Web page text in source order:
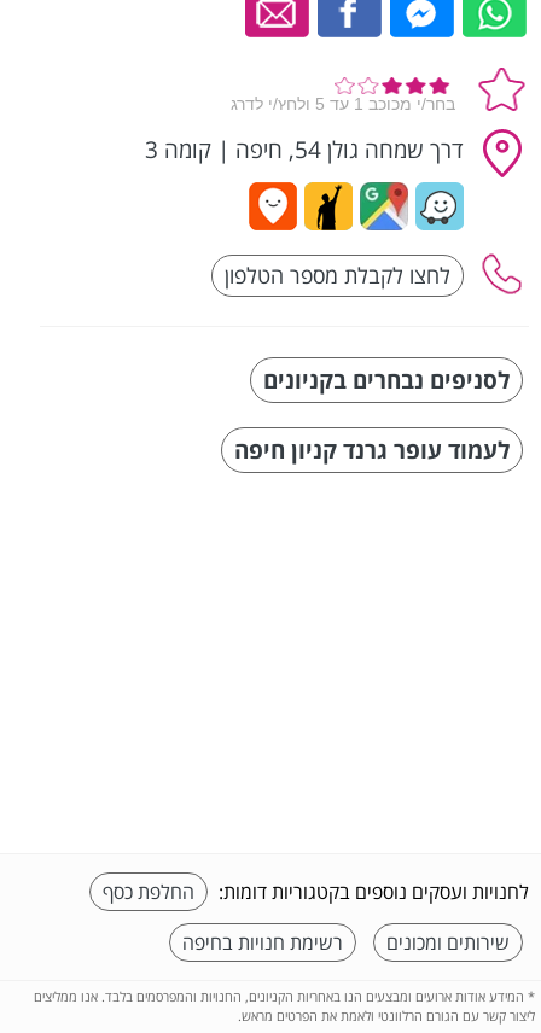
דרך שמחה גולן 54, חיפה | קומה 3
לסניפים נבחרים בקניונים
לעמוד עופר גרנד קניון חיפה
לחנויות ועסקים נוספים בקטגוריות דומות:
החלפת כסף
שירותים ומכונים
רשימת חנויות בחיפה
* המידע אודות ארועים ומבצעים הנו באחריות הקניונים, החנויות והמפרסמים בלבד. אנו ממליצים
ליצור קשר עם הגורם הרלוונטי ולאמת את הפרטים מראש.